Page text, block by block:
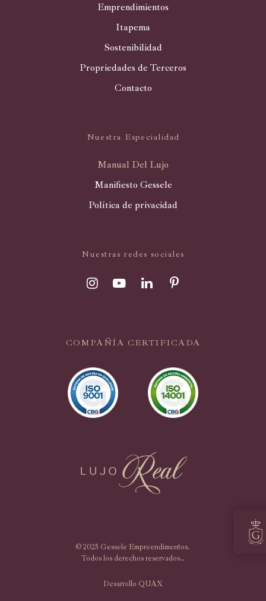
Emprendimientos
Itapema
Sostenibilidad
Propriedades de Terceros
Contacto
Nuestra Especialidad
Manual Del Lujo
Manifiesto Gessele
Política de privacidad
Nuestras redes sociales
COMPAÑÍA CERTIFICADA
© 2025 Gessele Empreendimentos.
Todos los derechos reservados..
Desarrollo QUAX